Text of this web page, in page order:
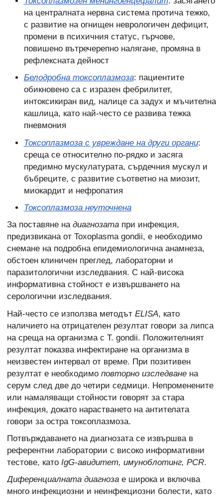
на централната нервна система протича тежко,
с развитие на огнищен неврологичен дефицит,
промени в психичния статус, гърчове,
повишено вътречерепно налягане, промяна в
рефлексната дейност
Белодробна токсоплазмоза: пациентите
обикновено са с изразен фебрилитет,
интоксикиран вид, налице са задух и мъчителна
кашлица, като най-често се развива тежка
пневмония
Токсоплазмоза с увреждане на други органи:
среща се относително по-рядко и засяга
предимно мускулатурата, сърдечния мускул и
бъбреците, с развитие съответно на миозит,
миокардит и нефропатия
Токсоплазмоза неуточнена
За поставяне на диагнозата при инфекция,
предизвикана от Toxoplasma gondii, е необходимо
снемане на подробна епидемиологична анамнеза,
обстоен клиничен преглед, лабораторни и
паразитологични изследвания. С най-висока
информативна стойност е извършването на
серологични изследвания.
Най-често се използва методът ELISA, като
наличието на отрицателен резултат говори за липса
на среща на организма с T. gondii. Положителният
резултат показва инфектиране на организма в
неизвестен интервал от време. При позитивен
резултат е необходимо повторно изследване на
серум след две до четири седмици. Непроменените
или намаляващи стойности говорят за стара
инфекция, докато нарастването на антителата
говори за остра токсоплазмоза.
Потвърждаването на диагнозата се извършва в
референтни лаборатории с високо информативни
тестове, като IgG-авидитет, имуноблотинг, PCR.
Диференциалната диагноза е широка и включва
много инфекциозни и неинфекциозни болести, като